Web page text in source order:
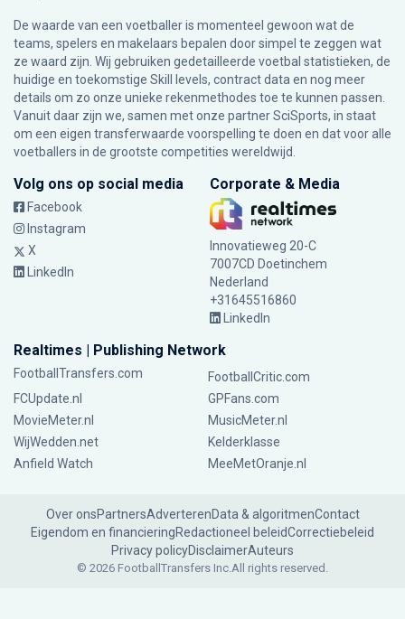
De waarde van een voetballer is momenteel gewoon wat de
teams, spelers en makelaars bepalen door simpel te zeggen wat
ze waard zijn. Wij gebruiken gedetailleerde voetbal statistieken, de
huidige en toekomstige Skill levels, contract data en nog meer
details om zo onze unieke rekenmethodes toe te kunnen passen.
Vanuit daar zijn we, samen met onze partner SciSports, in staat
om een eigen transferwaarde voorspelling te doen en dat voor alle
voetballers in de grootste competities wereldwijd.
Volg ons op social media
Facebook
Instagram
X
LinkedIn
Corporate & Media
Innovatieweg 20-C
7007CD Doetinchem
Nederland
+31645516860
LinkedIn
Realtimes | Publishing Network
FootballTransfers.com
FootballCritic.com
FCUpdate.nl
GPFans.com
MovieMeter.nl
MusicMeter.nl
WijWedden.net
Kelderklasse
Anfield Watch
MeeMetOranje.nl
Over onsPartnersAdverterenData & algoritmenContact
Eigendom en financieringRedactioneel beleidCorrectiebeleid
Privacy policyDisclaimerAuteurs
© 2026 FootballTransfers Inc.All rights reserved.